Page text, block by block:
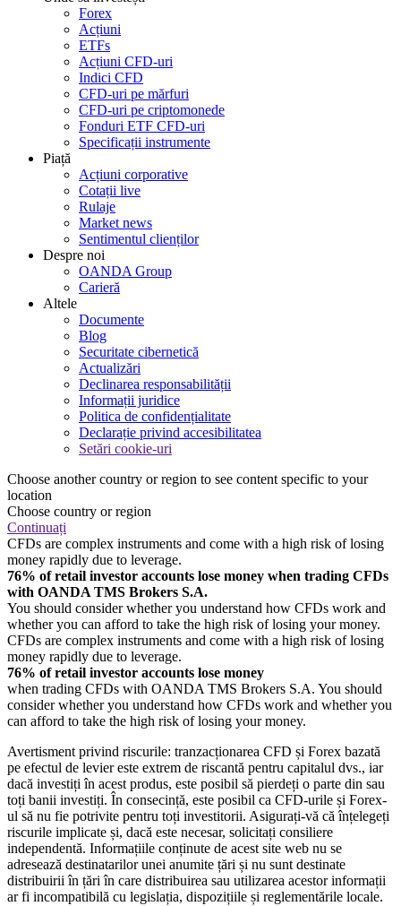
Forex
Acțiuni
ETFs
Acțiuni CFD-uri
Indici CFD
CFD-uri pe mărfuri
CFD-uri pe criptomonede
Fonduri ETF CFD-uri
Specificații instrumente
Piață
Acțiuni corporative
Cotații live
Rulaje
Market news
Sentimentul clienților
Despre noi
OANDA Group
Carieră
Altele
Documente
Blog
Securitate cibernetică
Actualizări
Declinarea responsabilității
Informații juridice
Politica de confidențialitate
Declarație privind accesibilitatea
Setări cookie-uri
Choose another country or region to see content specific to your
location
Choose country or region
Continuați
CFDs are complex instruments and come with a high risk of losing
money rapidly due to leverage.
76% of retail investor accounts lose money when trading CFDs
with OANDA TMS Brokers S.A.
You should consider whether you understand how CFDs work and
whether you can afford to take the high risk of losing your money.
CFDs are complex instruments and come with a high risk of losing
money rapidly due to leverage.
76% of retail investor accounts lose money
when trading CFDs with OANDA TMS Brokers S.A. You should
consider whether you understand how CFDs work and whether you
can afford to take the high risk of losing your money.
Avertisment privind riscurile: tranzacționarea CFD și Forex bazată
pe efectul de levier este extrem de riscantă pentru capitalul dvs., iar
dacă investiți în acest produs, este posibil să pierdeți o parte din sau
toți banii investiți. În consecință, este posibil ca CFD-urile și Forex-
ul să nu fie potrivite pentru toți investitorii. Asigurați-vă că înțelegeți
riscurile implicate și, dacă este necesar, solicitați consiliere
independentă. Informațiile conținute de acest site web nu se
adresează destinatarilor unei anumite țări și nu sunt destinate
distribuirii în țări în care distribuirea sau utilizarea acestor informații
ar fi incompatibilă cu legislația, dispozițiile și reglementările locale.